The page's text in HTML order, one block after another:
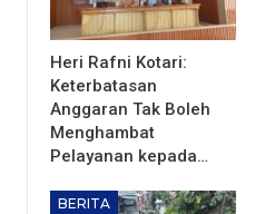
Heri Rafni Kotari:
Keterbatasan
Anggaran Tak Boleh
Menghambat
Pelayanan kepada…
BERITA